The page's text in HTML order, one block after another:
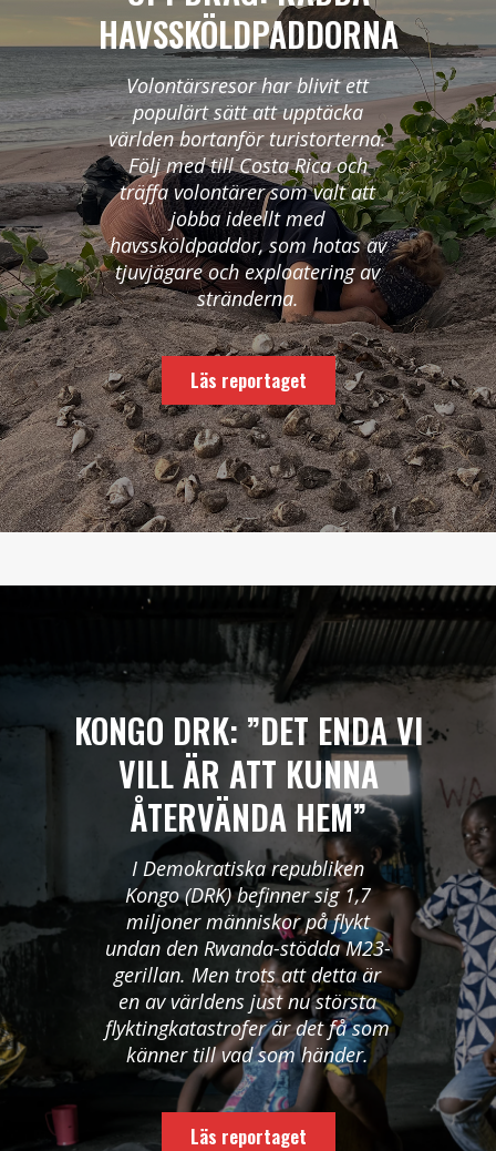
HAVSSKÖLDPADDORNA
Volontärsresor har blivit ett
populärt sätt att upptäcka
världen bortanför turistorterna.
Följ med till Costa Rica och
träffa volontärer som valt att
jobba ideellt med
havssköldpaddor, som hotas av
tjuvjägare och exploatering av
stränderna.
Läs reportaget
KONGO DRK: ”DET ENDA VI
VILL ÄR ATT KUNNA
ÅTERVÄNDA HEM”
I Demokratiska republiken
Kongo (DRK) befinner sig 1,7
miljoner människor på flykt
undan den Rwanda-stödda M23-
gerillan. Men trots att detta är
en av världens just nu största
flyktingkatastrofer är det få som
känner till vad som händer.
Läs reportaget